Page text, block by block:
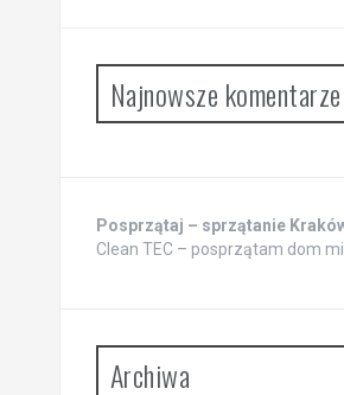
Najnowsze komentarze
Posprzątaj – sprzątanie
Clean TEC – posprzątam dom
Archiwa